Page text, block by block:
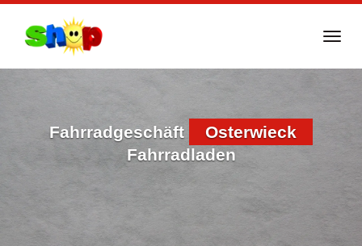
Fahrradgeschäft
Osterwieck
Fahrradladen